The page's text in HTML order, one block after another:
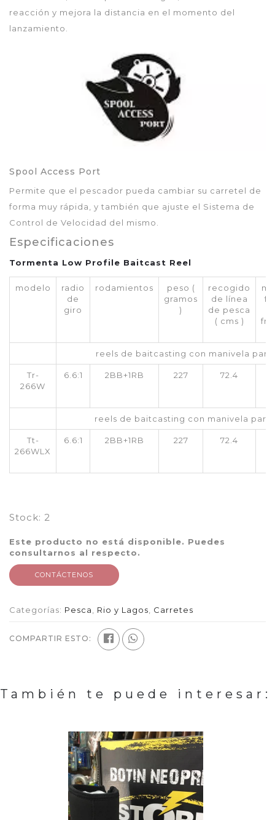
reacción y mejora la distancia en el momento del
lanzamiento.
Spool Access Port
Permite que el pescador pueda cambiar su carretel de
forma muy rápida, y también que ajuste el Sistema de
Control de Velocidad del mismo.
Especificaciones
Tormenta Low Profile Baitcast Reel
modelo
radio
de
giro
rodamientos
peso (
gramos
)
recogido
de línea
de pesca
( cms )
reels de baitcasting con manivela
Tr-
266W
6.6:1 2BB+1RB 227 72.4
reels de baitcasting con manivela para
Tt-
266WLX
6.6:1 2BB+1RB 227 72.4
Stock: 2
Este producto no está disponible. Puedes
consultarnos al respecto.
CONTÁCTENOS
Categorías: Pesca Rio y Lagos Carretes
COMPARTIR ESTO:
También te puede interesar: